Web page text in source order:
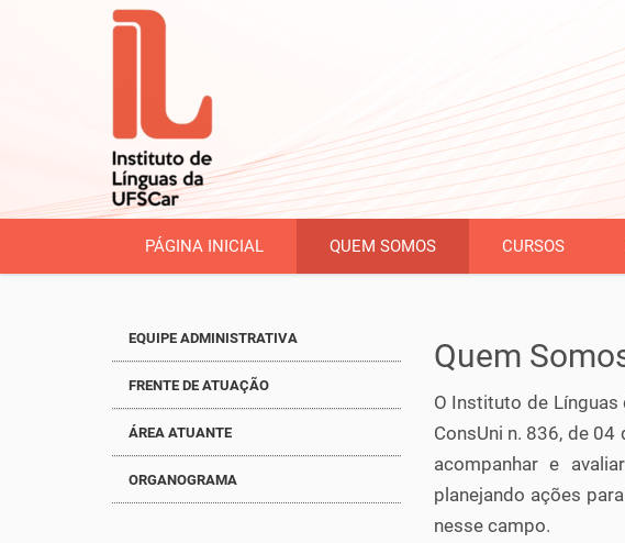
PÁGINA INICIAL QUEM SOMOS CURSOS
EQUIPE ADMINISTRATIVA
FRENTE DE ATUAÇÃO
ÁREA ATUANTE
ORGANOGRAMA
Quem
O Instituto de Línguas
ConsUni n. 836, de
acompanhar e
planejando ações
nesse campo.